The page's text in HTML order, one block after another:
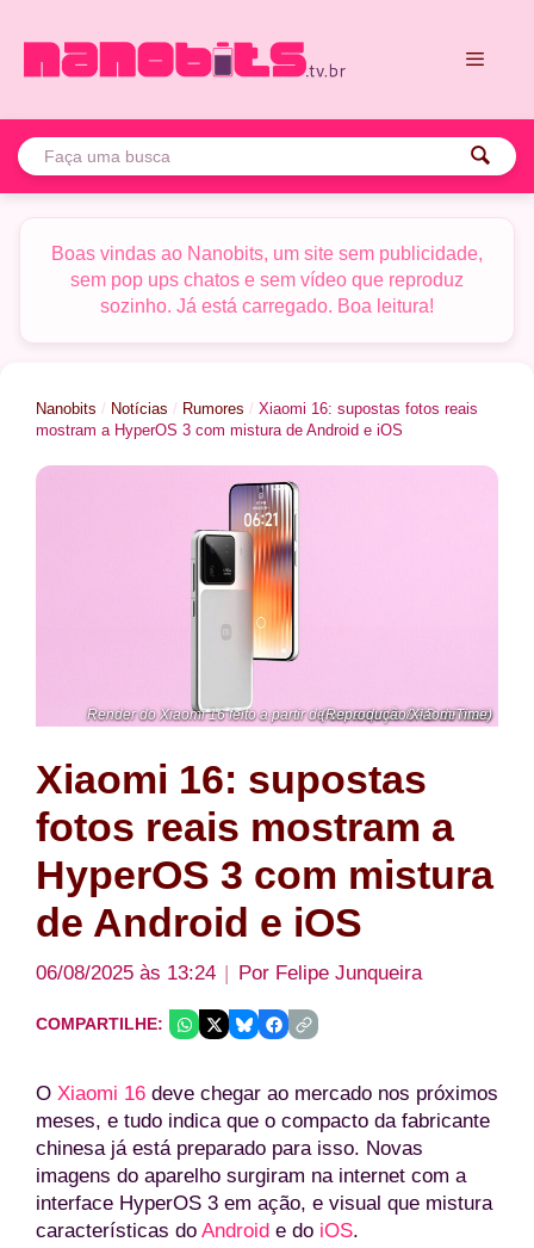
para
Boas vindas ao Nanobits, um site sem publicidade,
sem pop ups chatos e sem vídeo que reproduz
sozinho. Já está carregado. Boa leitura!
Nanobits / Notícias / Rumores / Xiaomi 16: supostas fotos reais
mostram a HyperOS 3 com mistura de Android e iOS
Render do Xiaomi 16 feito a partir de um arquivo CAD de maio (Reprodução/XiaomiTime)
Xiaomi 16: supostas
fotos reais mostram a
HyperOS 3 com mistura
de Android e iOS
06/08/2025 às 13:24 Por Felipe Junqueira
COMPARTILHE:
O Xiaomi 16 deve chegar ao mercado nos próximos
meses, e tudo indica que o compacto da fabricante
chinesa já está preparado para isso. Novas
imagens do aparelho surgiram na internet com a
interface HyperOS 3 em ação, e visual que mistura
características do Android e do iOS.